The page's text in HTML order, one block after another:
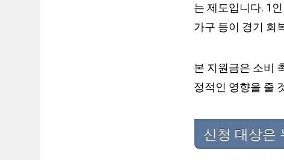
는 제도입니다. 1
가구 등이 경기 회
본 지원금은 소비
정적인 영향을 줄
신청 대상은